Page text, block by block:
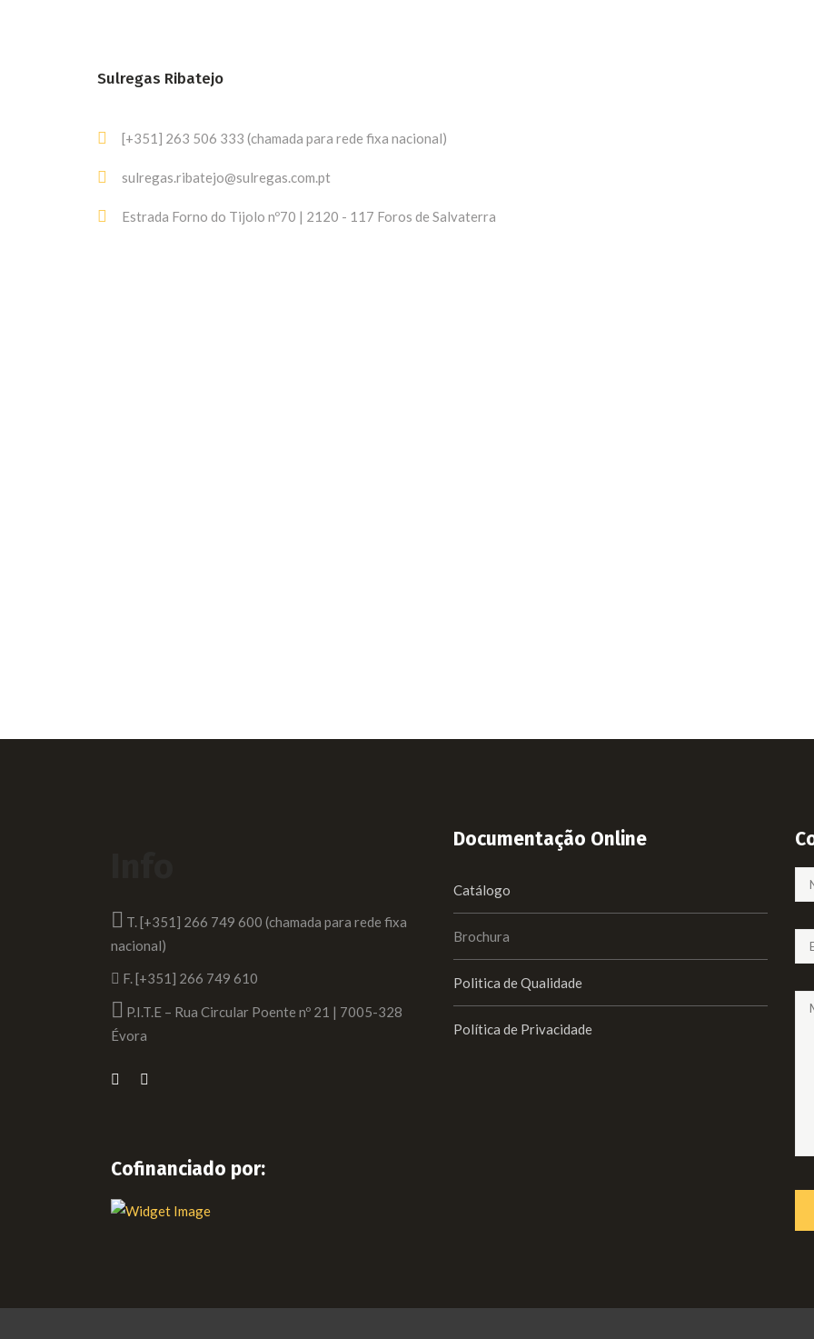
Sulregas Ribatejo
[+351] 263 506 333 (chamada para rede fixa nacional)
sulregas.ribatejo@sulregas.com.pt
Estrada Forno do Tijolo nº70 | 2120 - 117 Foros de Salvaterra
T. [+351] 266 749 600 (chamada para rede fixa
nacional)
F. [+351] 266 749 610
P.I.T.E – Rua Circular Poente nº 21 | 7005-328
Évora
Cofinanciado por:
Documentação Online
Catálogo
Brochura
Politica de Qualidade
Política de Privacidade